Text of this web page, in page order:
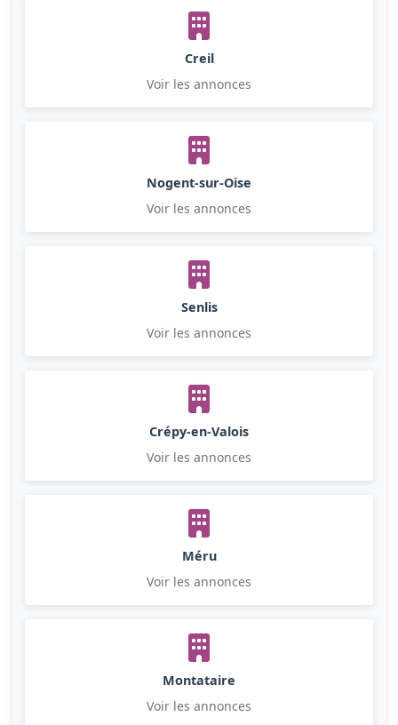
Creil
Voir les annonces
Nogent-sur-Oise
Voir les annonces
Senlis
Voir les annonces
Crépy-en-Valois
Voir les annonces
Méru
Voir les annonces
Montataire
Voir les annonces